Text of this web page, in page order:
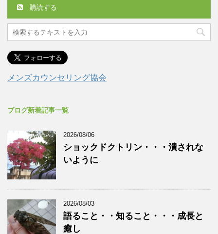
購読する
メンズカウンセリング協会
ブログ新着記事一覧
2026/08/06
ショックドクトリン・・・潰されな
いように
2026/08/03
語ること・・知ること・・・成長と
癒し